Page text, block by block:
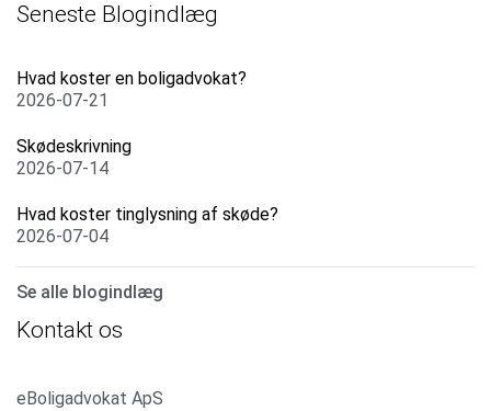
Seneste Blogindlæg
Hvad koster en boligadvokat?
2026-07-21
Skødeskrivning
2026-07-14
Hvad koster tinglysning af skøde?
2026-07-04
Se alle blogindlæg
Kontakt os
eBoligadvokat ApS